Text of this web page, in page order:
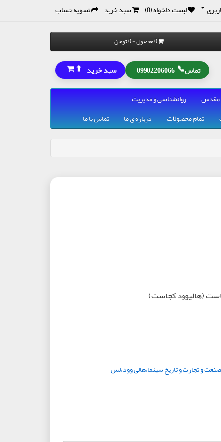
لیست دلخواه (0) سبد خرید تسویه حساب
0 محصول - 0 تومان
تماس📞
09902206066 سبد خرید ⬆
مقدس
روانشناسی و مدیریت
تمام محصولات درباره ی ما تماس با ما
(هالیوود کجاست)
و تجارت و تاریخ سینما،هالی وود،لس